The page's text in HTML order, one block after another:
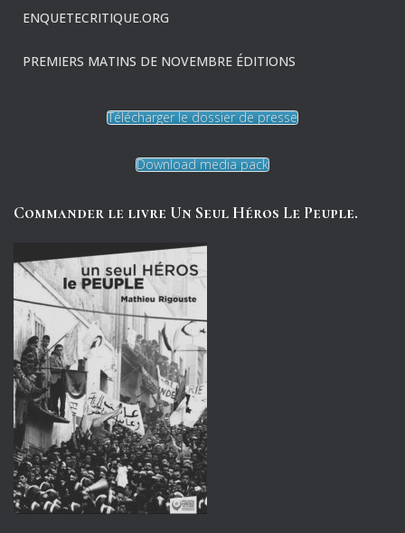
ENQUETECRITIQUE.ORG
PREMIERS MATINS DE NOVEMBRE ÉDITIONS
Télécharger le dossier de presse
Download media pack
Commander le livre Un Seul Héros Le Peuple.